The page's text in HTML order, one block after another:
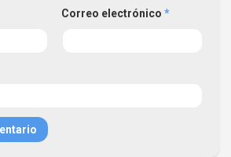
Correo electrónico *